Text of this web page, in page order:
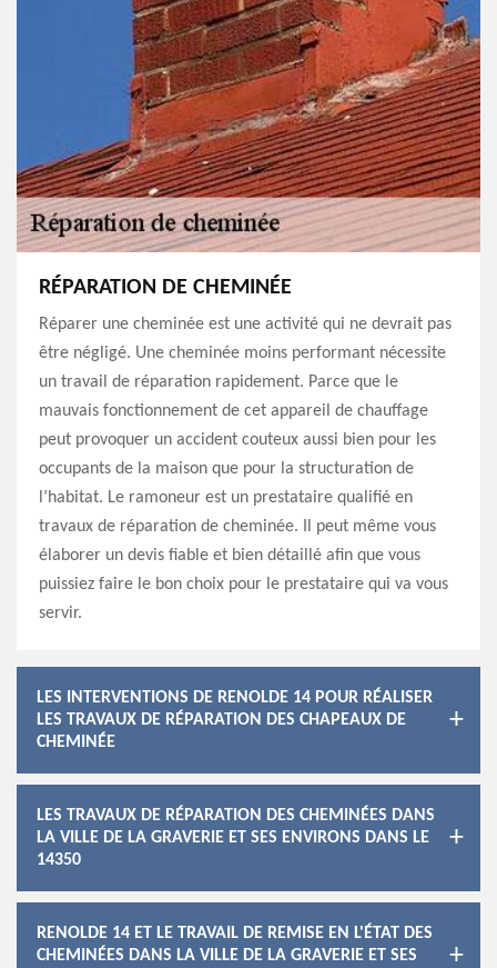
RÉPARATION DE CHEMINÉE
Réparer une cheminée est une activité qui ne devrait pas
être négligé. Une cheminée moins performant nécessite
un travail de réparation rapidement. Parce que le
mauvais fonctionnement de cet appareil de chauffage
peut provoquer un accident couteux aussi bien pour les
occupants de la maison que pour la structuration de
l’habitat. Le ramoneur est un prestataire qualifié en
travaux de réparation de cheminée. Il peut même vous
élaborer un devis fiable et bien détaillé afin que vous
puissiez faire le bon choix pour le prestataire qui va vous
servir.
LES INTERVENTIONS DE RENOLDE 14 POUR RÉALISER
LES TRAVAUX DE RÉPARATION DES CHAPEAUX DE
CHEMINÉE
LES TRAVAUX DE RÉPARATION DES CHEMINÉES DANS
LA VILLE DE LA GRAVERIE ET SES ENVIRONS DANS LE
14350
RENOLDE 14 ET LE TRAVAIL DE REMISE EN L'ÉTAT DES
CHEMINÉES DANS LA VILLE DE LA GRAVERIE ET SES